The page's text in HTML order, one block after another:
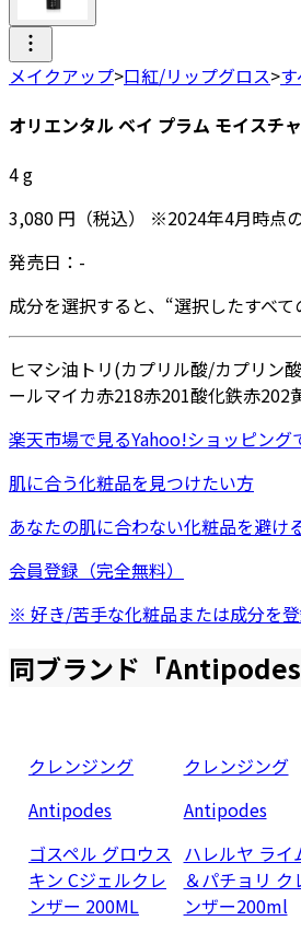
メイクアップ>口紅/リップグロス>
オリエンタル ベイ プラム モイスチ
4g
3,080 円 （税込） ※2024年4月時点
発売日： -
成分を選択すると、“選択したすべ
ヒマシ油 トリ(カプリル酸/カプリン
ールマイカ赤218赤201酸化鉄赤202
楽天市場で見るYahoo!ショッピング
肌に合う化粧品を見つけたい方
あなたの肌に合わない化粧品を避け
会員登録（完全無料）
※ 好き/苦手な化粧品または成分を
同ブランド「Antipodes
クレンジング
Antipodes
ゴスペル グロウス
キン Cジェルクレ
ンザー 200ML
クレンジング
Antipodes
ハレルヤ ライ
＆パチョリ ク
ンザー200ml